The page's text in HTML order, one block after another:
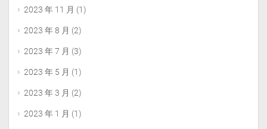
2023 年 11 月 (1)
2023 年 8 月 (2)
2023 年 7 月 (3)
2023 年 5 月 (1)
2023 年 3 月 (2)
2023 年 1 月 (1)